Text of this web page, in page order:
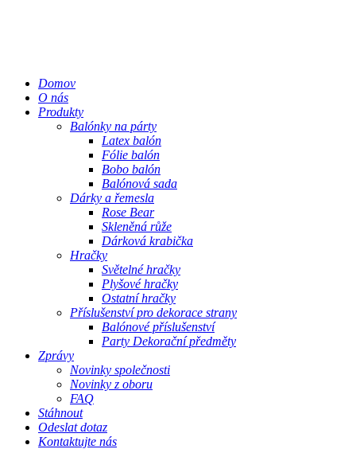
Domov
O nás
Produkty
Balónky na párty
Latex balón
Fólie balón
Bobo balón
Balónová sada
Dárky a řemesla
Rose Bear
Skleněná růže
Dárková krabička
Hračky
Světelné hračky
Plyšové hračky
Ostatní hračky
Příslušenství pro dekorace strany
Balónové příslušenství
Party Dekorační předměty
Zprávy
Novinky společnosti
Novinky z oboru
FAQ
Stáhnout
Odeslat dotaz
Kontaktujte nás